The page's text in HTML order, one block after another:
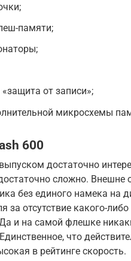
памяти;
от записи»;
микросхемы
600
достаточно
сложно.
без единого намека
за отсутствие какого-
и на самой флешке
что
в рейтинге скорость.